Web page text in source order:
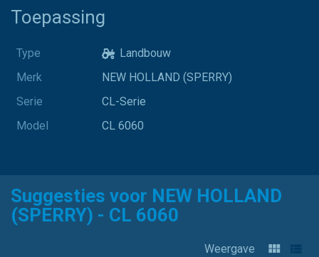
Toepassing
Type
Landbouw
Merk
NEW HOLLAND (SPERRY)
Serie
CL-Serie
Model
CL 6060
Suggesties voor NEW HOLLAND
(SPERRY) - CL 6060
Weergave